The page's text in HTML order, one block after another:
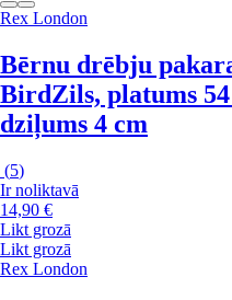
Rex London
Bērnu drēbju
BirdZils, platums
dziļums 4 cm
(5)
Ir noliktavā
14,90 €
Likt grozā
Likt grozā
Rex London